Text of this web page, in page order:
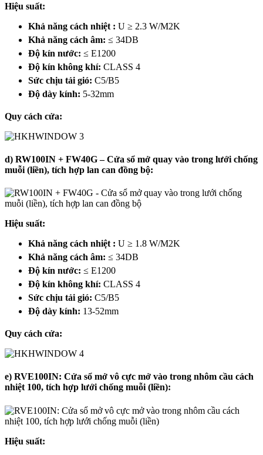
Hiệu suất:
Khả năng cách nhiệt : U ≥ 2.3 W/M2K
Khả năng cách âm: ≤ 34DB
Độ kín nước: ≤ E1200
Độ kín không khí: CLASS 4
Sức chịu tải gió: C5/B5
Độ dày kính: 5-32mm
Quy cách cửa:
d) RW100IN + FW40G – Cửa sổ mở quay vào trong lưới chống
muỗi (liền), tích hợp lan can đồng bộ:
Hiệu suất:
Khả năng cách nhiệt : U ≥ 1.8 W/M2K
Khả năng cách âm: ≤ 34DB
Độ kín nước: ≤ E1200
Độ kín không khí: CLASS 4
Sức chịu tải gió: C5/B5
Độ dày kính: 13-52mm
Quy cách cửa:
e) RVE100IN: Cửa sổ mở vô cực mở vào trong nhôm cầu cách
nhiệt 100, tích hợp lưới chống muỗi (liền):
Hiệu suất: